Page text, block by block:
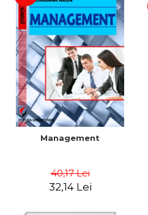
Management
40,17 Lei
32,14 Lei